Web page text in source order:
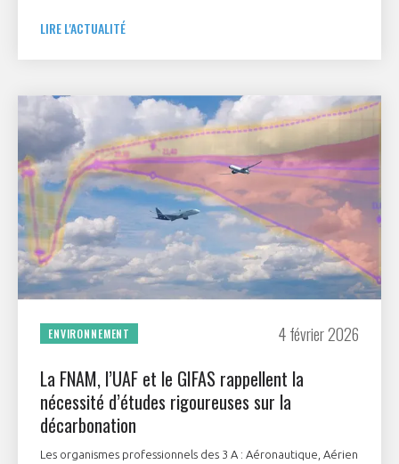
LIRE L'ACTUALITÉ
ENVIRONNEMENT 4 février 2026
La FNAM, l’UAF et le GIFAS rappellent la
nécessité d’études rigoureuses sur la
décarbonation
Les organismes professionnels des 3 A : Aéronautique, Aérien